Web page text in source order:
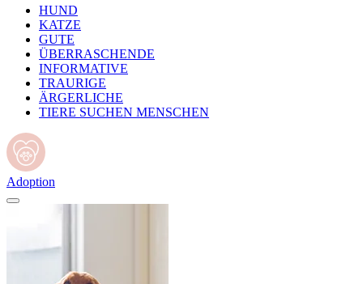
HUND
KATZE
GUTE
ÜBERRASCHENDE
INFORMATIVE
TRAURIGE
ÄRGERLICHE
TIERE SUCHEN MENSCHEN
Adoption